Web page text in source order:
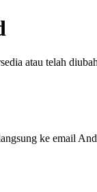
atau telah
ke email